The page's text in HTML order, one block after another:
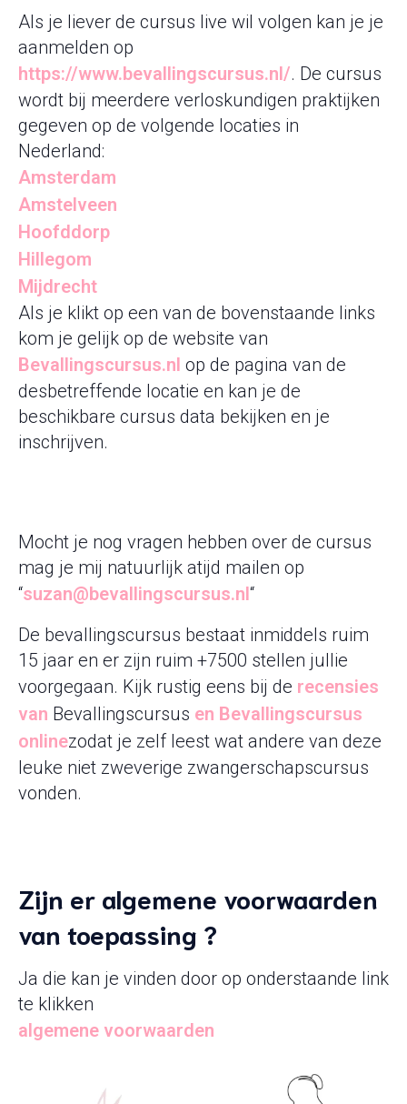
Als je liever de cursus live wil volgen kan je je
aanmelden op
https://www.bevallingscursus.nl/. De cursus
wordt bij meerdere verloskundigen praktijken
gegeven op de volgende locaties in
Nederland:
Amsterdam
Amstelveen
Hoofddorp
Hillegom
Mijdrecht
Als je klikt op een van de bovenstaande links
kom je gelijk op de website van
Bevallingscursus.nl op de pagina van de
desbetreffende locatie en kan je de
beschikbare cursus data bekijken en je
inschrijven.
Mocht je nog vragen hebben over de cursus
mag je mij natuurlijk atijd mailen op
“suzan@bevallingscursus.nl“
De bevallingscursus bestaat inmiddels ruim
15 jaar en er zijn ruim +7500 stellen jullie
voorgegaan. Kijk rustig eens bij de recensies
van Bevallingscursus en Bevallingscursus
onlinezodat je zelf leest wat andere van deze
leuke niet zweverige zwangerschapscursus
vonden.
Zijn er algemene voorwaarden
van toepassing ?
Ja die kan je vinden door op onderstaande link
te klikken
algemene voorwaarden